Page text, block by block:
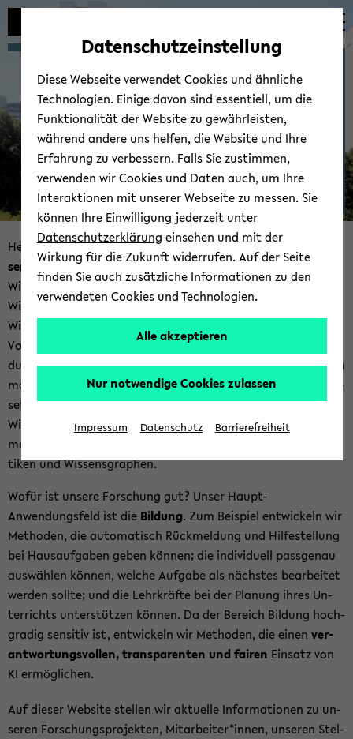
Automatische
vermeiden
zum
wechseln
zum
wechseln
zum
wechseln
und Ma­schi­nel­les Ler­nen
© Uni­ver­si­tät Bie­le­feld
Herz­lich will­kom­men bei der Ar­beits­grup­peWis­sens­re­prä­
sen­ta­ti­on und Ma­schi­nel­les Ler­nen(KML, sprich: 'Kamel').
Wir for­schen an der Schnitt­stel­le zwi­schen mensch­li­chem
Wis­sen und ma­schi­nel­lem Ler­nen. Un­se­re Kern­fra­gen sind:
Wie kön­nen wir ma­schi­nel­les Ler­nen durch mensch­li­ches
Vor­wis­sen ver­bes­sern? Wie kön­nen wir Mo­del­le und Ent­schei­
dun­gen des ma­schi­nel­len Ler­nens für Men­schen ver­ständ­lich
ma­chen? Und: Wie kön­nen wir ma­schi­nel­les Ler­nen dazu ein­
set­zen, mensch­li­ches Wis­sen zu meh­ren? Um mensch­li­ches
Wis­sen ma­schi­nen­les­bar zu ma­chen, re­prä­sen­tie­ren wir
mensch­li­ches Wis­sen als struk­tu­rier­te Daten, wie Gram­ma­
ti­ken und Wis­sens­gra­phen.
Wofür ist un­se­re For­schung gut? Unser Haupt-​
Anwendungsfeld ist die Bil­dung. Zum Bei­spiel ent­wi­ckeln wir
Me­tho­den, die au­to­ma­tisch Rück­mel­dung und Hil­fe­stel­lung
bei Haus­auf­ga­ben geben kön­nen; die in­di­vi­du­ell pass­ge­nau
aus­wäh­len kön­nen, wel­che Auf­ga­be als nächs­tes be­ar­bei­tet
wer­den soll­te; und die Lehr­kräf­te bei der Pla­nung ihres Un­
ter­richts un­ter­stüt­zen kön­nen. Da der Be­reich Bil­dung hoch­
gra­dig sen­si­tiv ist, ent­wi­ckeln wir Me­tho­den, die einen ver­
ant­wor­tungs­vol­len, trans­pa­ren­ten und fai­ren Ein­satz von
KI er­mög­li­chen.
Auf die­ser Web­site stel­len wir ak­tu­el­le In­for­ma­tio­nen zu un­
se­ren For­schungs­pro­jek­ten, Mit­ar­bei­ter*innen, un­se­ren Stel­
Datenschutzeinstellung
Diese Webseite verwendet Cookies und ähnliche
Technologien. Einige davon sind essentiell, um die
Funktionalität der Website zu gewährleisten,
während andere uns helfen, die Website und Ihre
Erfahrung zu verbessern. Falls Sie zustimmen,
verwenden wir Cookies und Daten auch, um Ihre
Interaktionen mit unserer Webseite zu messen. Sie
können Ihre Einwilligung jederzeit unter
Datenschutzerklärung einsehen und mit der
Wirkung für die Zukunft widerrufen. Auf der Seite
finden Sie auch zusätzliche Informationen zu den
verwendeten Cookies und Technologien.
Alle akzeptieren
Nur notwendige Cookies zulassen
Impressum Datenschutz Barrierefreiheit